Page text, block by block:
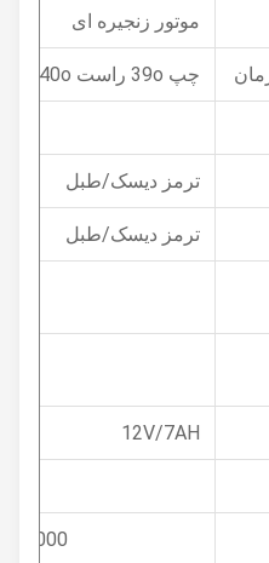
موتور زنجیره ای
چپ 39o راست 40o
ترمز دیسک/طبل
ترمز دیسک/طبل
12V/7AH
2000*800*850